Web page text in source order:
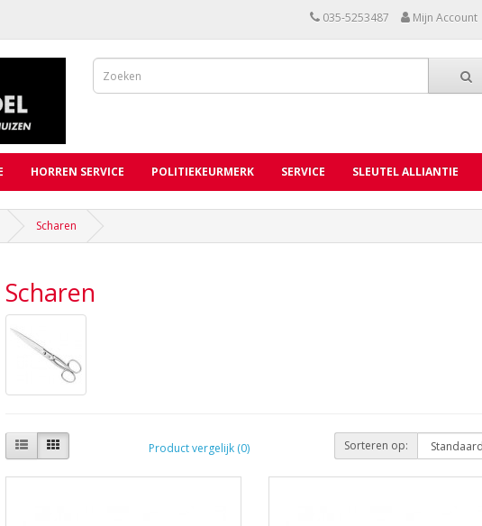
035-5253487 Mijn Account
HORREN SERVICE POLITIEKEURMERK SERVICE SLEUTEL ALLIANTIE
Scharen
Scharen
Product vergelijk (0) Sorteren op: